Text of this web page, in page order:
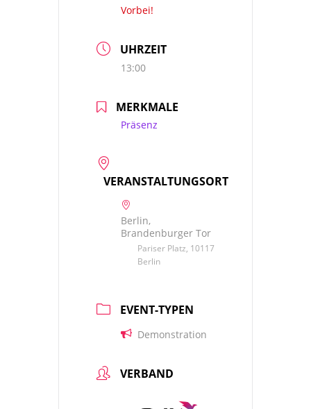
Vorbei!
UHRZEIT
13:00
MERKMALE
Präsenz
VERANSTALTUNGSORT
Berlin,
Brandenburger Tor
Pariser Platz, 10117
Berlin
EVENT-TYPEN
Demonstration
VERBAND